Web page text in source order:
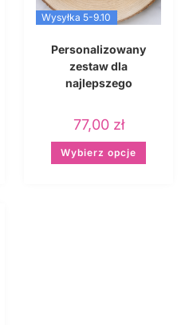
Wysyłka 5-9.10
Personalizowany
zestaw dla
najlepszego
77,00 zł
Wybierz opcje